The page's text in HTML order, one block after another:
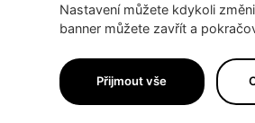
160 00 Praha 6
Česká republika
IČ 04980913
DIČ CZ04980913
Nastavení můžete kdykoli
banner můžete zavřít a
Přijmout vše